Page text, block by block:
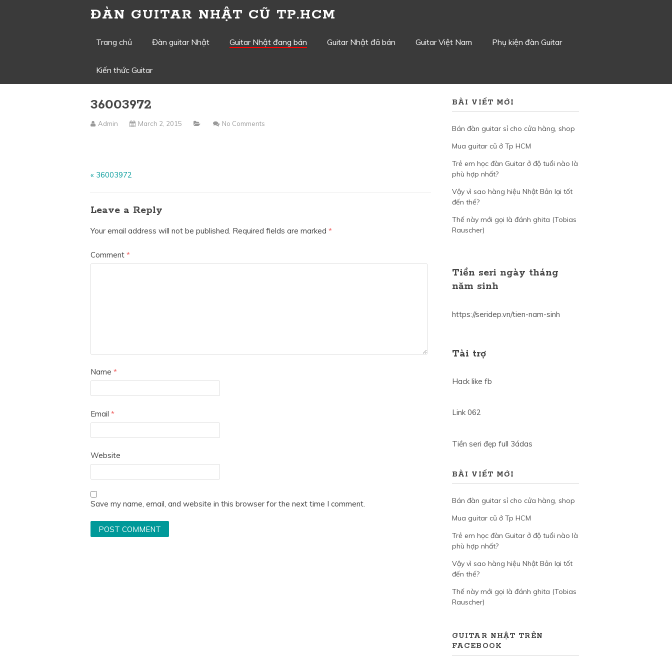
ĐÀN GUITAR NHẬT CŨ TP.HCM
Skip
content
Trang chủ Đàn guitar Nhật Guitar Nhật đang bán Guitar Nhật đã bán Guitar Việt Nam Phụ kiện đàn Guitar
Kiến thức Guitar
36003972
Admin March 2, 2015 No Comments
« 36003972
Leave a Reply
Your email address will not be published. Required fields are marked*
Comment*
Name*
Email*
Website
Save my name, email, and website in this browser for the next time I comment.
BÀI VIẾT MỚI
Bán đàn guitar sỉ cho cửa hàng, shop
Mua guitar cũ ở Tp HCM
Trẻ em học đàn Guitar ở độ tuổi nào là
phù hợp nhất?
Vậy vì sao hàng hiệu Nhật Bản lại tốt
đến thế?
Thế này mới gọi là đánh ghita (Tobias
Rauscher)
Tiền seri ngày tháng
năm sinh
https://seridep.vn/tien-nam-sinh
Tài trợ
Hack like fb
Link 062
Tiền seri đẹp full 3ádas
BÀI VIẾT MỚI
Bán đàn guitar sỉ cho cửa hàng, shop
Mua guitar cũ ở Tp HCM
Trẻ em học đàn Guitar ở độ tuổi nào là
phù hợp nhất?
Vậy vì sao hàng hiệu Nhật Bản lại tốt
đến thế?
Thế này mới gọi là đánh ghita (Tobias
Rauscher)
GUITAR NHẬT TRÊN
FACEBOOK